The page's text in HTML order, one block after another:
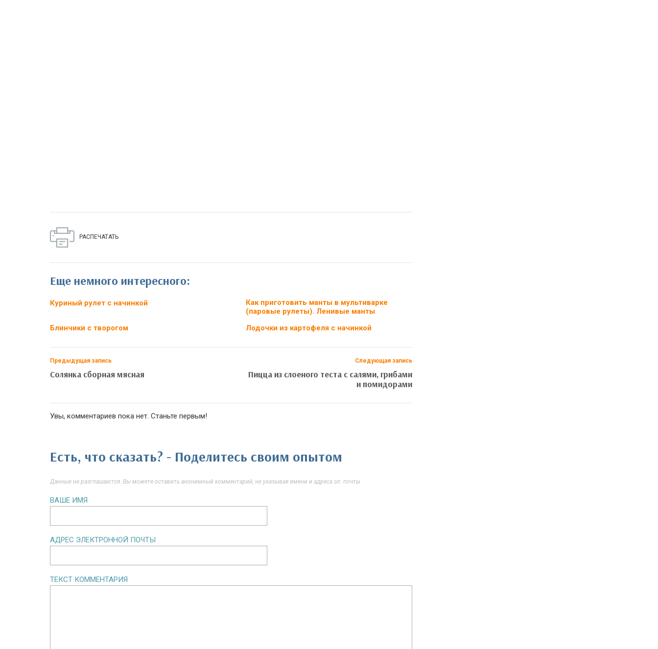
РАСПЕЧАТАТЬ
Еще немного интересного:
Куриный рулет с начинкой
Как приготовить манты в мультиварке
(паровые рулеты). Ленивые манты
Блинчики с творогом
Лодочки из картофеля с начинкой
Предыдущая запись
Солянка сборная мясная
Следующая запись
Пицца из слоеного теста с салями, грибами
и помидорами
Увы, комментариев пока нет. Станьте первым!
Есть, что сказать? - Поделитесь своим опытом
Данные не разглашаются. Вы можете оставить анонимный комментарий, не указывая имени и адреса эл. почты
ВАШЕ ИМЯ
АДРЕС ЭЛЕКТРОННОЙ ПОЧТЫ
ТЕКСТ КОММЕНТАРИЯ